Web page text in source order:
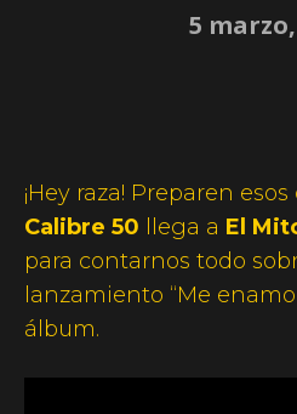
5 marzo,
¡Hey raza! Preparen
Calibre 50 llega a El
para contarnos todo
lanzamiento “Me
álbum.